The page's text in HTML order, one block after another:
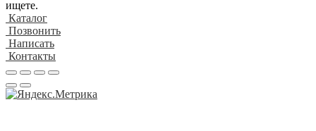
ищете.
Каталог
Позвонить
Написать
Контакты